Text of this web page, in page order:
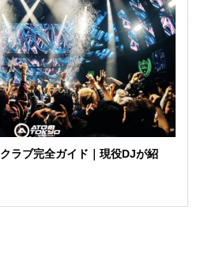
ラブ完全ガイド｜現役DJが紹